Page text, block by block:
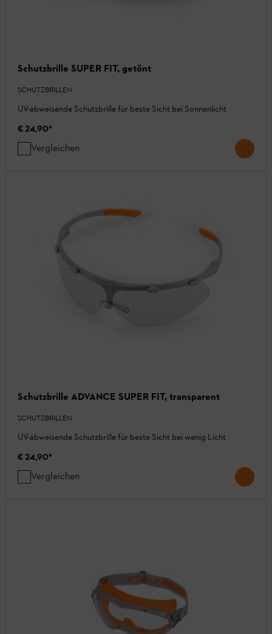
Schutzbrille SUPER FIT, getönt
SCHUTZBRILLEN
UV-abweisende Schutzbrille für beste Sicht bei Sonnenlicht
€ 24,90*
Vergleichen
Schutzbrille ADVANCE SUPER FIT, transparent
SCHUTZBRILLEN
UV-abweisende Schutzbrille für beste Sicht bei wenig Licht
€ 24,90*
Vergleichen